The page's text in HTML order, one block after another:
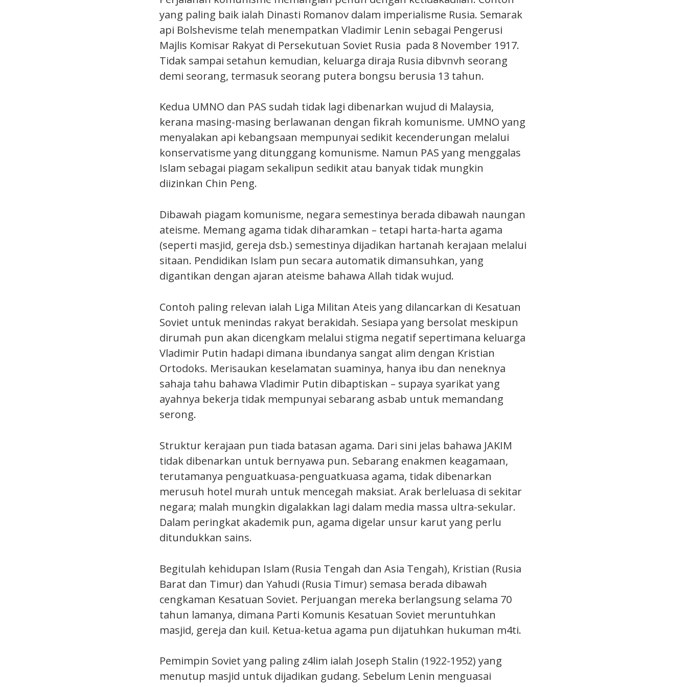
yang paling baik ialah Dinasti Romanov dalam imperialisme Rusia. Semarak
api Bolshevisme telah menempatkan Vladimir Lenin sebagai Pengerusi
Majlis Komisar Rakyat di Persekutuan Soviet Rusia pada 8 November 1917.
Tidak sampai setahun kemudian, keluarga diraja Rusia dibvnvh seorang
demi seorang, termasuk seorang putera bongsu berusia 13 tahun.
Kedua UMNO dan PAS sudah tidak lagi dibenarkan wujud di Malaysia,
kerana masing-masing berlawanan dengan fikrah komunisme. UMNO yang
menyalakan api kebangsaan mempunyai sedikit kecenderungan melalui
konservatisme yang ditunggang komunisme. Namun PAS yang menggalas
Islam sebagai piagam sekalipun sedikit atau banyak tidak mungkin
diizinkan Chin Peng.
Dibawah piagam komunisme, negara semestinya berada dibawah naungan
ateisme. Memang agama tidak diharamkan – tetapi harta-harta agama
(seperti masjid, gereja dsb.) semestinya dijadikan hartanah kerajaan melalui
sitaan. Pendidikan Islam pun secara automatik dimansuhkan, yang
digantikan dengan ajaran ateisme bahawa Allah tidak wujud.
Contoh paling relevan ialah Liga Militan Ateis yang dilancarkan di Kesatuan
Soviet untuk menindas rakyat berakidah. Sesiapa yang bersolat meskipun
dirumah pun akan dicengkam melalui stigma negatif sepertimana keluarga
Vladimir Putin hadapi dimana ibundanya sangat alim dengan Kristian
Ortodoks. Merisaukan keselamatan suaminya, hanya ibu dan neneknya
sahaja tahu bahawa Vladimir Putin dibaptiskan – supaya syarikat yang
ayahnya bekerja tidak mempunyai sebarang asbab untuk memandang
serong.
Struktur kerajaan pun tiada batasan agama. Dari sini jelas bahawa JAKIM
tidak dibenarkan untuk bernyawa pun. Sebarang enakmen keagamaan,
terutamanya penguatkuasa-penguatkuasa agama, tidak dibenarkan
merusuh hotel murah untuk mencegah maksiat. Arak berleluasa di sekitar
negara; malah mungkin digalakkan lagi dalam media massa ultra-sekular.
Dalam peringkat akademik pun, agama digelar unsur karut yang perlu
ditundukkan sains.
Begitulah kehidupan Islam (Rusia Tengah dan Asia Tengah), Kristian (Rusia
Barat dan Timur) dan Yahudi (Rusia Timur) semasa berada dibawah
cengkaman Kesatuan Soviet. Perjuangan mereka berlangsung selama 70
tahun lamanya, dimana Parti Komunis Kesatuan Soviet meruntuhkan
masjid, gereja dan kuil. Ketua-ketua agama pun dijatuhkan hukuman m4ti.
Pemimpin Soviet yang paling z4lim ialah Joseph Stalin (1922-1952) yang
menutup masjid untuk dijadikan gudang. Sebelum Lenin menguasai